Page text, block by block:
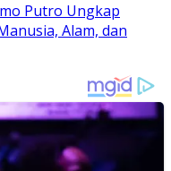
Putro Ungkap
Alam, dan